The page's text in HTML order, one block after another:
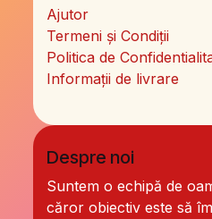
Ajutor
Termeni și Condiții
Politica de
Informații de livrare
Despre noi
Suntem o echipă de
căror obiectiv este să